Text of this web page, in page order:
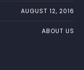
AUGUST 12, 2016
ABOUT US